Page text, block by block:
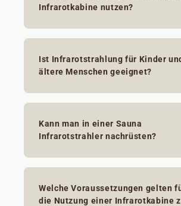
Infrarotkabine nutzen?
Ist Infrarotstrahlung für Kinder
ältere Menschen geeignet?
Kann man in einer Sauna
Infrarotstrahler nachrüsten?
Welche Voraussetzungen gelten
die Nutzung einer Infrarotkabine